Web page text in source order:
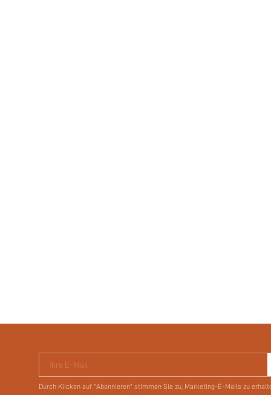
Ihre E-Mail
Durch Klicken auf "Abonnieren" stimmen Sie zu, Marketing-E-Mails zu